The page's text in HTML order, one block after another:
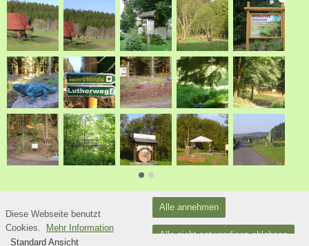
Datenschutzerklärung
Standard Ansicht
Diese Webseite benutzt
Cookies.
Mehr Information
Alle annehmen
Alle nicht notwendigen ablehnen